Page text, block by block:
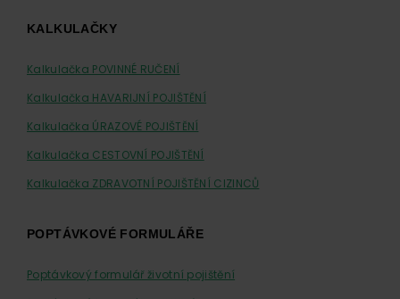
KALKULAČKY
Kalkulačka POVINNÉ RUČENÍ
Kalkulačka HAVARIJNÍ POJIŠTĚNÍ
Kalkulačka ÚRAZOVÉ POJIŠTĚNÍ
Kalkulačka CESTOVNÍ POJIŠTĚNÍ
Kalkulačka ZDRAVOTNÍ POJIŠTĚNÍ CIZINCŮ
POPTÁVKOVÉ FORMULÁŘE
Poptávkový formulář životní pojištění